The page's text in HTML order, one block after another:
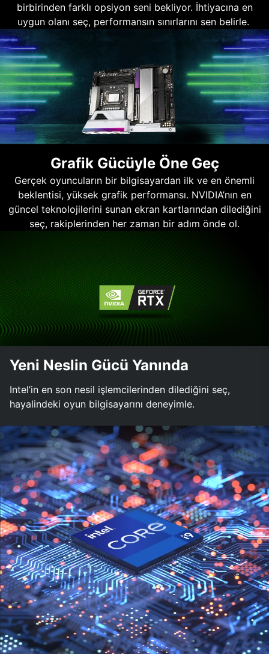
birbirinden farklı opsiyon seni bekliyor. İhtiyacına en
uygun olanı seç, performansın sınırlarını sen belirle.
Grafik Gücüyle Öne Geç
Gerçek oyuncuların bir bilgisayardan ilk ve en önemli
beklentisi, yüksek grafik performansı. NVIDIA’nın en
güncel teknolojilerini sunan ekran kartlarından dilediğini
seç, rakiplerinden her zaman bir adım önde ol.
Yeni Neslin Gücü Yanında
Intel’in en son nesil işlemcilerinden dilediğini seç,
hayalindeki oyun bilgisayarını deneyimle.